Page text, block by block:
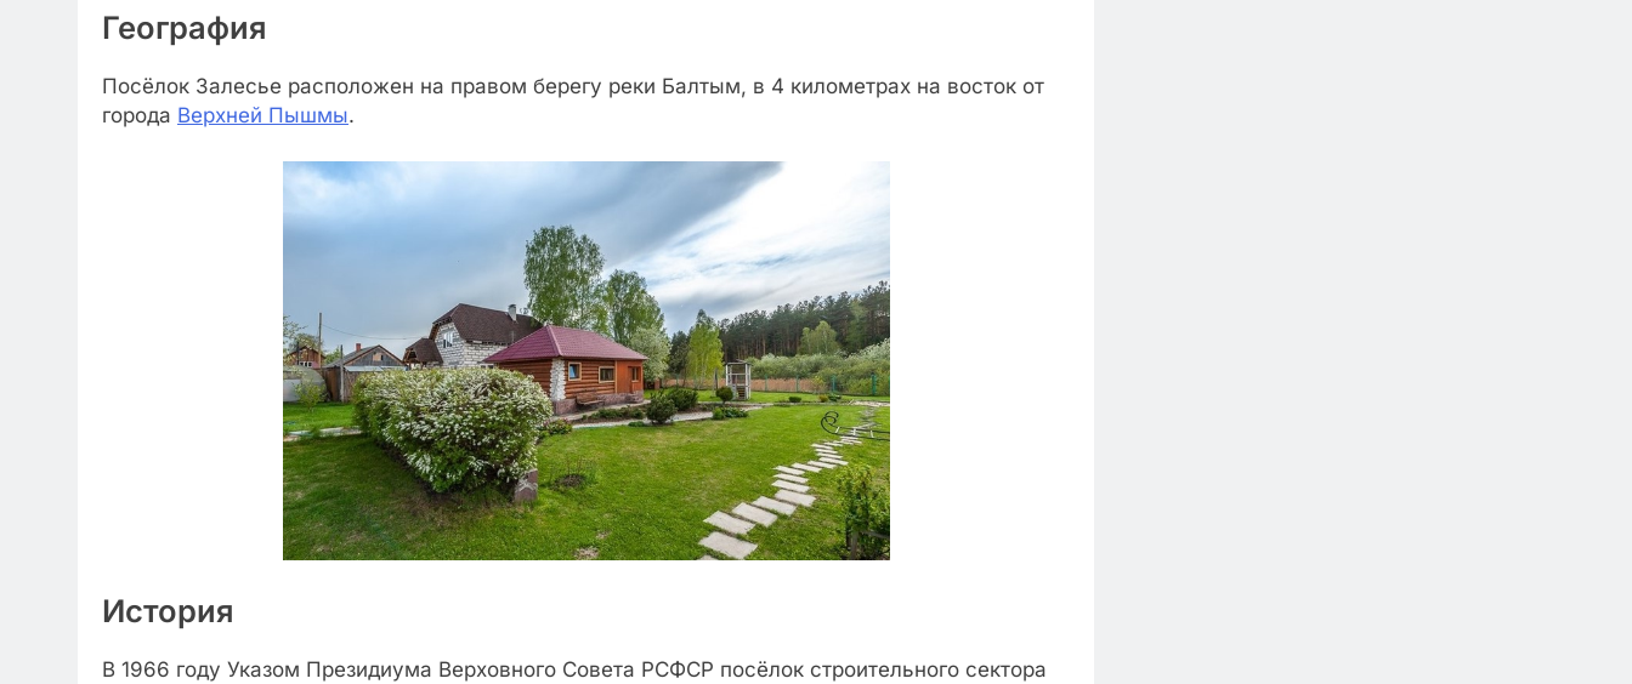
География
Посёлок Залесье расположен на правом берегу реки Балтым, в 4 километрах на восток от
города Верхней Пышмы.
История
В 1966 году Указом Президиума Верховного Совета РСФСР посёлок строительного сектора